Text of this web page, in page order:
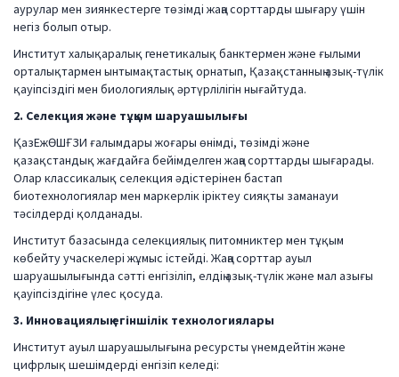
аурулар мен зиянкестерге төзімді жаңа сорттарды шығару үшін
негіз болып отыр.
Институт халықаралық генетикалық банктермен және ғылыми
орталықтармен ынтымақтастық орнатып, Қазақстанның азық-түлік
қауіпсіздігі мен биологиялық әртүрлілігін нығайтуда.
2. Селекция және тұқым шаруашылығы
ҚазЕжӨШҒЗИ ғалымдары жоғары өнімді, төзімді және
қазақстандық жағдайға бейімделген жаңа сорттарды шығарады.
Олар классикалық селекция әдістерінен бастап
биотехнологиялар мен маркерлік іріктеу сияқты заманауи
тәсілдерді қолданады.
Институт базасында селекциялық питомниктер мен тұқым
көбейту учаскелері жұмыс істейді. Жаңа сорттар ауыл
шаруашылығында сәтті енгізіліп, елдің азық-түлік және мал азығы
қауіпсіздігіне үлес қосуда.
3. Инновациялық егіншілік технологиялары
Институт ауыл шаруашылығына ресурсты үнемдейтін және
цифрлық шешімдерді енгізіп келеді: